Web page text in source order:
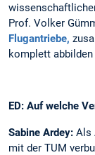
Prof. Volker
Flugantriebe,
komplett abbilden
ED: Auf welche
Sabine Ardey: Als
mit der TUM